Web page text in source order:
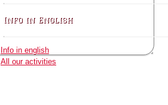
Info in English
Info in english
All our activities